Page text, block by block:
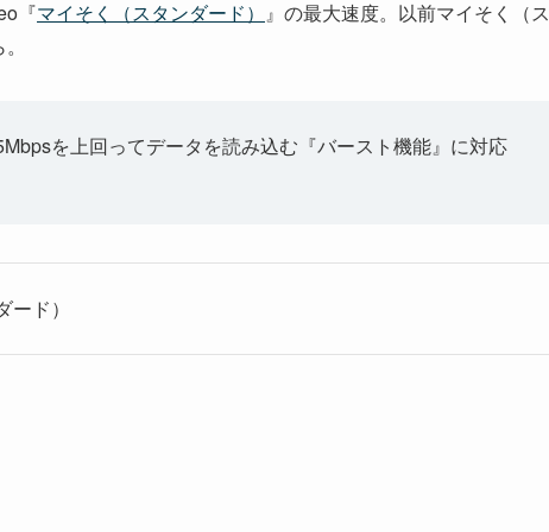
『マイそく（スタンダード） 』の最大速度。以前マイそく（ス
を上回ってデータを読み込む『バースト機能』に対応
ド）